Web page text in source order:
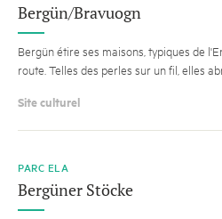
Bergün/Bravuogn
Bergün étire ses maisons, typiques de
route. Telles des perles sur un fil, elles
Site culturel
PARC ELA
Bergüner Stöcke